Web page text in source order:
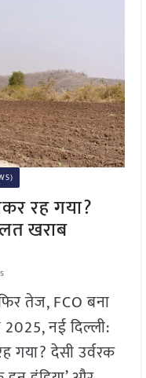
रह गया?
खराब
तेज, FCO बना
नई दिल्ली:
गया? देसी उर्वरक